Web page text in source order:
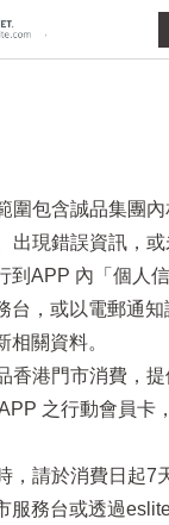
圍包含誠品集團內
出現錯誤資訊，
到APP 內「個人
台，或以電郵通
相關資料。
香港門市消費，
之行動會員卡
，請於消費日起7
服務台或透過